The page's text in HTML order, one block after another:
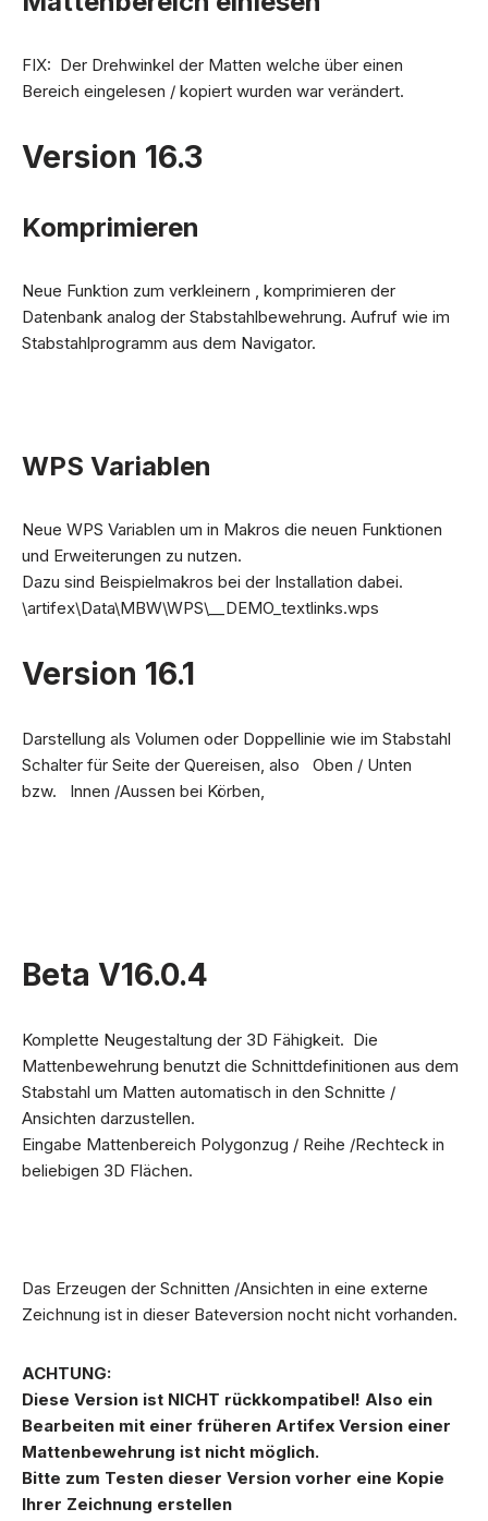
FIX: Der Drehwinkel der Matten welche über einen
Bereich eingelesen / kopiert wurden war verändert.
Version 16.3
Komprimieren
Neue Funktion zum verkleinern , komprimieren der
Datenbank analog der Stabstahlbewehrung. Aufruf wie im
Stabstahlprogramm aus dem Navigator.
WPS Variablen
Neue WPS Variablen um in Makros die neuen Funktionen
und Erweiterungen zu nutzen.
Dazu sind Beispielmakros bei der Installation dabei.
\artifex\Data\MBW\WPS\__DEMO_textlinks.wps
Version 16.1
Darstellung als Volumen oder Doppellinie wie im Stabstahl
Schalter für Seite der Quereisen, also Oben / Unten
bzw. Innen /Aussen bei Körben,
Beta V16.0.4
Komplette Neugestaltung der 3D Fähigkeit. Die
Mattenbewehrung benutzt die Schnittdefinitionen aus dem
Stabstahl um Matten automatisch in den Schnitte /
Ansichten darzustellen.
Eingabe Mattenbereich Polygonzug / Reihe /Rechteck in
beliebigen 3D Flächen.
Das Erzeugen der Schnitten /Ansichten in eine externe
Zeichnung ist in dieser Bateversion nocht nicht vorhanden.
ACHTUNG:
Diese Version ist NICHT rückkompatibel! Also ein
Bearbeiten mit einer früheren Artifex Version einer
Mattenbewehrung ist nicht möglich.
Bitte zum Testen dieser Version vorher eine Kopie
Ihrer Zeichnung erstellen